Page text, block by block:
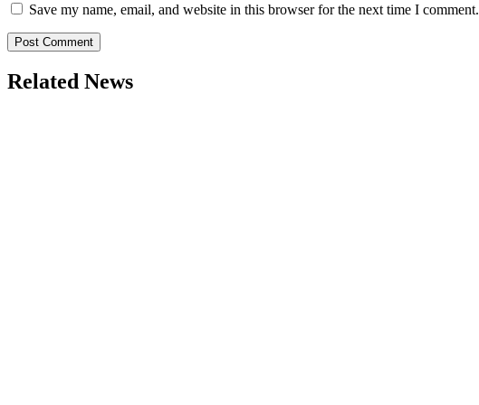
Save my name, email, and website in this browser for the next time I comment.
Related News